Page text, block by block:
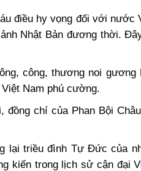
điều hy vọng đối với nước
Nhật Bản đương thời.
công, thương noi gương
Nam phú cường.
chí của Phan Bội
lại triều đình Tự Đức của
kiến trong lịch sử cận đại